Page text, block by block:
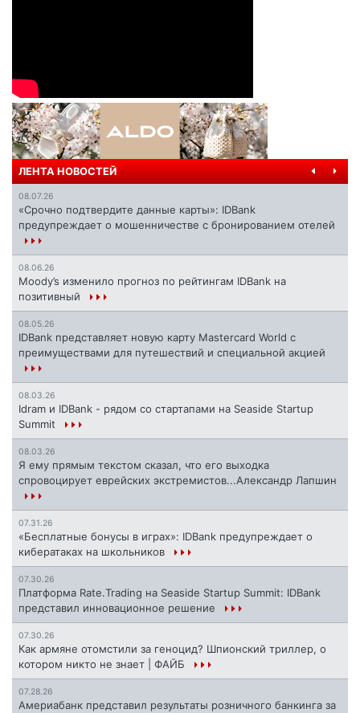
ЛЕНТА НОВОСТЕЙ
08.07.26
«Срочно подтвердите данные карты»: IDBank
предупреждает о мошенничестве с бронированием отелей
08.06.26
Moody’s изменило прогноз по рейтингам IDBank на
позитивный
08.05.26
IDBank представляет новую карту Mastercard World с
преимуществами для путешествий и специальной акцией
08.03.26
Idram и IDBank - рядом со стартапами на Seaside Startup
Summit
08.03.26
Я ему прямым текстом сказал, что его выходка
спровоцирует еврейских экстремистов...Александр Лапшин
07.31.26
«Бесплатные бонусы в играх»: IDBank предупреждает о
кибератаках на школьников
07.30.26
Платформа Rate.Trading на Seaside Startup Summit: IDBank
представил инновационное решение
07.30.26
Как армяне отомстили за геноцид? Шпионский триллер, о
котором никто не знает | ФАЙБ
07.28.26
Америабанк представил результаты розничного банкинга за